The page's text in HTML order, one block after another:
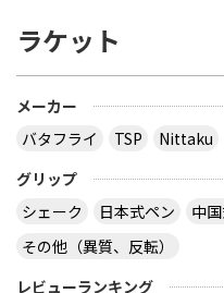
多分大会Ｔシャ
では？ その会場
はサイズごとに
午前中に購入し
で、出られなく
virtual table
サーブから回転(
ラケット
メーカー
バタフライ
TSP Nittaku
グリップ
シェーク
日本式ペン 中
その他（異質、反転）
レビューランキング